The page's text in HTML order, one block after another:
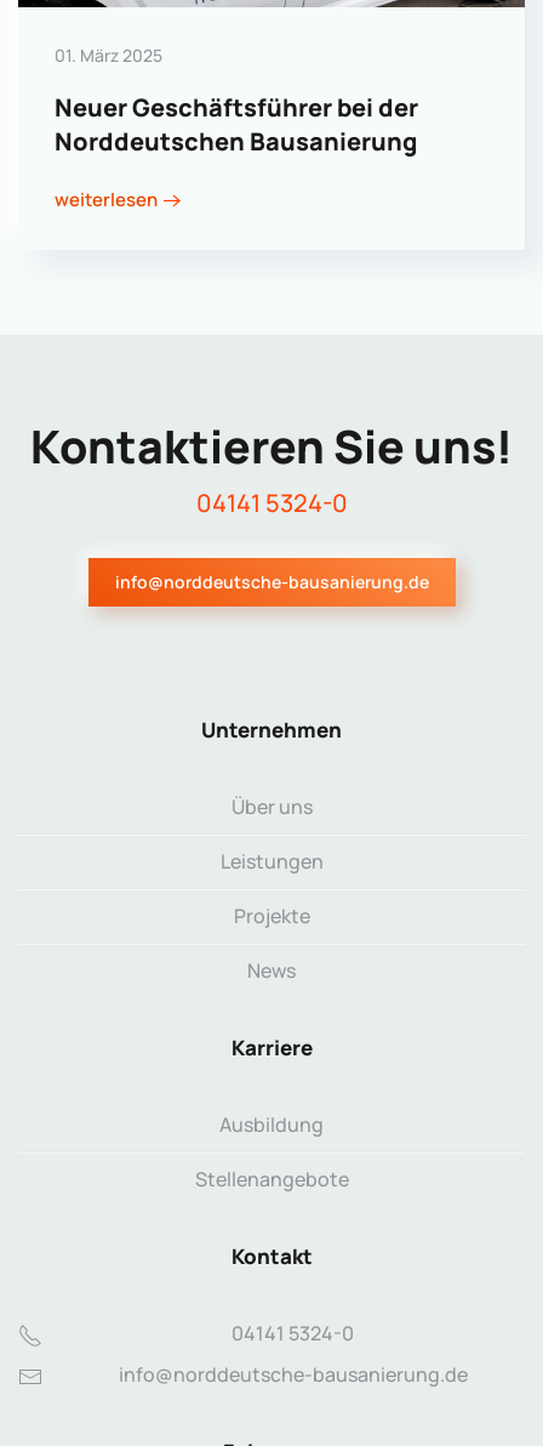
01. März 2025
Neuer Geschäftsführer bei der
Norddeutschen Bausanierung
weiterlesen
Kontaktieren Sie uns!
04141 5324-0
info@norddeutsche-bausanierung.de
Unternehmen
Über uns
Leistungen
Projekte
News
Karriere
Ausbildung
Stellenangebote
Kontakt
04141 5324-0
info@norddeutsche-bausanierung.de